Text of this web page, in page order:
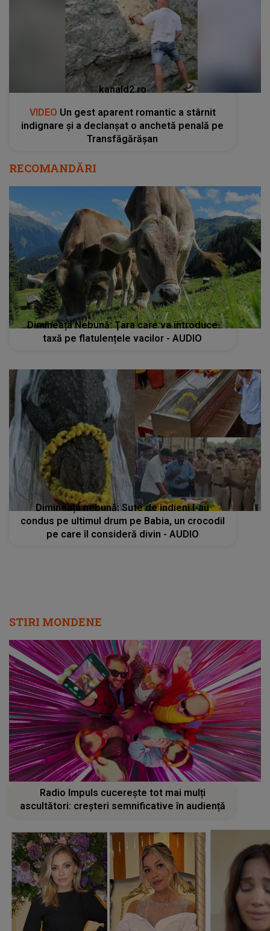
kanald2.ro
VIDEO Un gest aparent romantic a stârnit
indignare și a declanșat o anchetă penală pe
Transfăgărășan
RECOMANDĂRI
Dimineața Nebună: Ţara care va introduce
taxă pe flatulențele vacilor - AUDIO
Dimineața nebună: Sute de indieni l-au
condus pe ultimul drum pe Babia, un crocodil
pe care îl consideră divin - AUDIO
STIRI MONDENE
Radio Impuls cucerește tot mai mulți
ascultători: creșteri semnificative în audiență